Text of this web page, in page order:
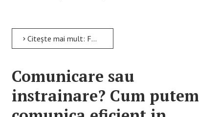
Citește mai mult: Folosirea cititorului de ecran (naratorului) în procesul de învăţare a copiilor cu deficiențe de...
Comunicare sau
instrainare? Cum putem